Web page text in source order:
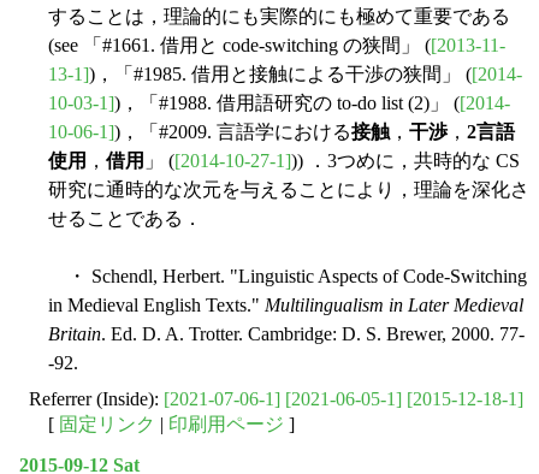
することは，理論的にも実際的にも極めて重要である
(see 「#1661. 借用と code-switching の狭間」 ([2013-11-
13-1])，「#1985. 借用と接触による干渉の狭間」 ([2014-
10-03-1])，「#1988. 借用語研究の to-do list (2)」 ([2014-
10-06-1])，「#2009. 言語学における接触 ， 干渉， 2言語
使用 ， 借用 」 ([2014-10-27-1])) ．3つめに，共時的な CS
研究に通時的な次元を与えることにより，理論を深化さ
せることである．
・ Schendl, Herbert. "Linguistic Aspects of Code-Switching
in Medieval English Texts." Multilingualism in Later Medieval
Britain. Ed. D. A. Trotter. Cambridge: D. S. Brewer, 2000. 77-
-92.
Referrer (Inside): [2021-07-06-1] [2021-06-05-1] [2015-12-18-1]
[ 固定リンク | 印刷用ページ ]
2015-09-12 Sat